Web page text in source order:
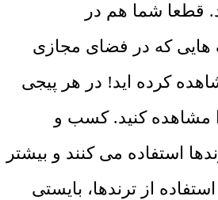
قطعا شما هم در
هایی که در فضای مجازی
کرده اید! در هر پیجی
مشاهده کنید. کسب و
استفاده می کنند و بیشتر
از ترندها، بایستی